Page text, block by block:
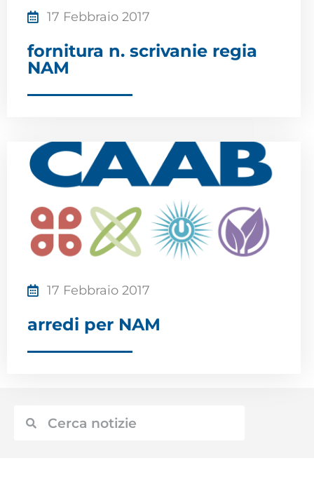
17 Febbraio 2017
fornitura n. scrivanie regia
NAM
17 Febbraio 2017
arredi per NAM